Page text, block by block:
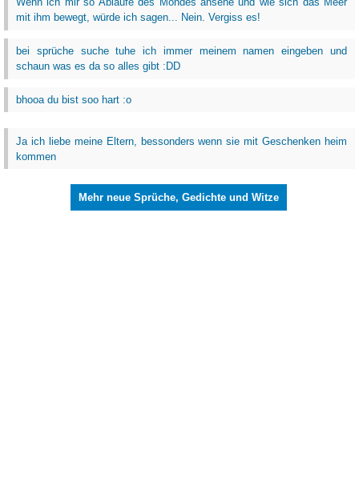
mit ihm bewegt, würde ich sagen... Nein. Vergiss es!
bei sprüche suche tuhe ich immer meinem namen eingeben und
schaun was es da so alles gibt :DD
bhooa du bist soo hart :o
Ja ich liebe meine Eltern, bessonders wenn sie mit Geschenken heim
kommen
Mehr neue Sprüche, Gedichte und Witze